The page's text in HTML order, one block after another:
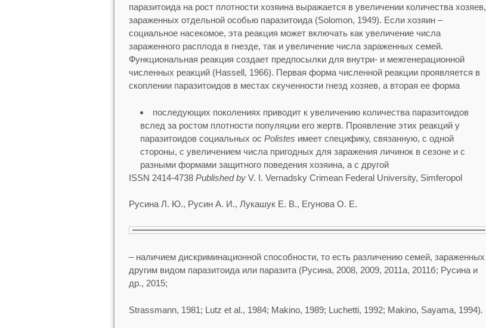
паразитоида на рост плотности хозяина выражается в увеличении количества хозяев,
зараженных отдельной особью паразитоида (Solomon, 1949). Если хозяин –
социальное насекомое, эта реакция может включать как увеличение числа
зараженного расплода в гнезде, так и увеличение числа зараженных семей.
Функциональная реакция создает предпосылки для внутри- и межгенерационной
численных реакций (Hassell, 1966). Первая форма численной реакции проявляется в
скоплении паразитоидов в местах скученности гнезд хозяев, а вторая ее форма
последующих поколениях приводит к увеличению количества паразитоидов
вслед за ростом плотности популяции его жертв. Проявление этих реакций у
паразитоидов социальных ос Polistes имеет специфику, связанную, с одной
стороны, с увеличением числа пригодных для заражения личинок в сезоне и с
разными формами защитного поведения хозяина, а с другой
ISSN 2414-4738 Published byV. I. Vernadsky Crimean Federal University, Simferopol
Русина Л. Ю., Русин А. И., Лукашук Е. В., Егунова О. Е.
– наличием дискриминационной способности, то есть различению семей, зараженных
другим видом паразитоида или паразита (Русина, 2008, 2009, 2011а, 2011б; Русина и
др., 2015;
Strassmann, 1981; Lutz et al., 1984; Makino, 1989; Luchetti, 1992; Makino, Sayama, 1994).